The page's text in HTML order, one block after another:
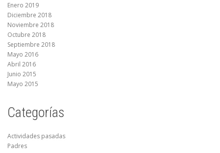
Enero 2019
Diciembre 2018
Noviembre 2018
Octubre 2018
Septiembre 2018
Mayo 2016
Abril 2016
Junio 2015
Mayo 2015
Categorías
Actividades pasadas
Padres